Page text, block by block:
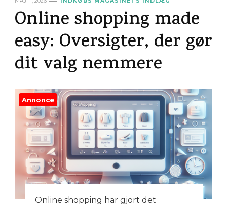
Online shopping made
easy: Oversigter, der gør
dit valg nemmere
Annonce
Online shopping har gjort det